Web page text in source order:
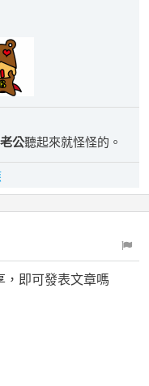
公聽起來就怪怪的。
，即可發表文章嗎